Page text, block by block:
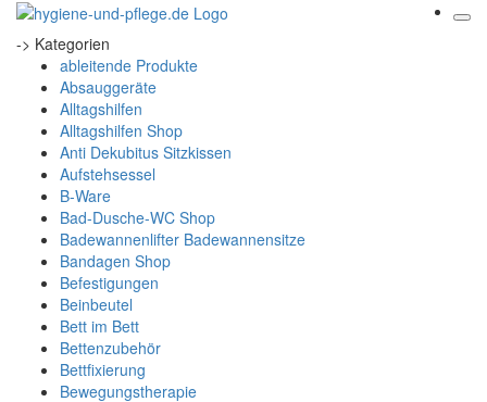
-> Kategorien
ableitende Produkte
Absauggeräte
Alltagshilfen
Alltagshilfen Shop
Anti Dekubitus Sitzkissen
Aufstehsessel
B-Ware
Bad-Dusche-WC Shop
Badewannenlifter Badewannensitze
Bandagen Shop
Befestigungen
Beinbeutel
Bett im Bett
Bettenzubehör
Bettfixierung
Bewegungstherapie